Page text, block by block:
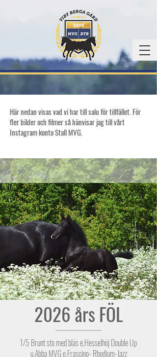
Här nedan visas vad vi har till salu för tillfället. För
fler bilder och filmer så hänvisar jag till vårt
Instagram konto Stall MVG.
2026 års FÖL
1/5 Brunt sto med bläs e.Hesselhöj Double Up
u.Abba MVG e.Frascino- Rhodium-Jazz